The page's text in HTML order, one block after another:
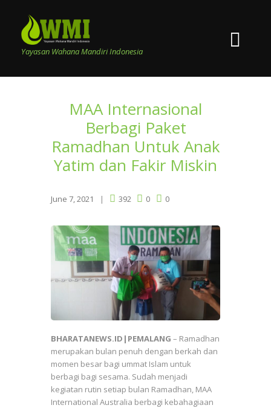
Yayasan Wahana Mandiri Indonesia
MAA Internasional
Berbagi Paket
Ramadhan Untuk Anak
Yatim dan Fakir Miskin
June 7, 2021 392 0 0
BHARATANEWS.ID|PEMALANG – Ramadhan
merupakan bulan penuh dengan berkah dan
momen besar bagi ummat Islam untuk
berbagi bagi sesama. Sudah menjadi
kegiatan rutin setiap bulan Ramadhan, MAA
International Australia berbagi kebahagiaan